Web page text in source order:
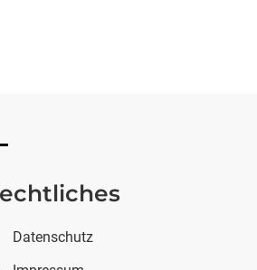
Datenschutz